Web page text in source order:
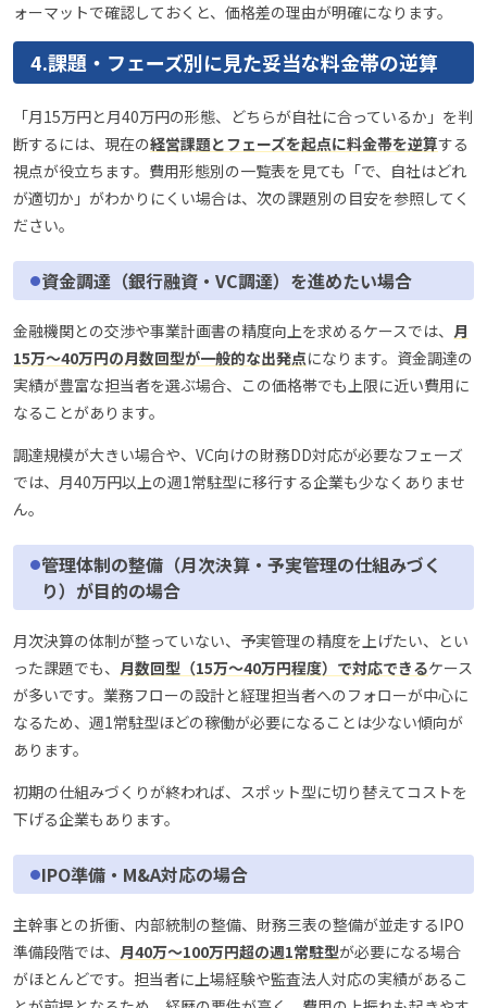
ォーマットで確認しておくと、価格差の理由が明確になります。
4.課題・フェーズ別に見た妥当な料金帯の逆算
「月15万円と月40万円の形態、どちらが自社に合っているか」を判
断するには、現在の経営課題とフェーズを起点に料金帯を逆算する
視点が役立ちます。費用形態別の一覧表を見ても「で、自社はどれ
が適切か」がわかりにくい場合は、次の課題別の目安を参照してく
ださい。
資金調達（銀行融資・VC調達）を進めたい場合
金融機関との交渉や事業計画書の精度向上を求めるケースでは、 月
15万〜40万円の月数回型が一般的な出発点になります。資金調達の
実績が豊富な担当者を選ぶ場合、この価格帯でも上限に近い費用に
なることがあります。
調達規模が大きい場合や、VC向けの財務DD対応が必要なフェーズ
では、月40万円以上の週1常駐型に移行する企業も少なくありませ
ん。
管理体制の整備（月次決算・予実管理の仕組みづく
り）が目的の場合
月次決算の体制が整っていない、予実管理の精度を上げたい、とい
った課題でも、 月数回型（15万〜40万円程度）で対応できるケース
が多いです。業務フローの設計と経理担当者へのフォローが中心に
なるため、週1常駐型ほどの稼働が必要になることは少ない傾向が
あります。
初期の仕組みづくりが終われば、スポット型に切り替えてコストを
下げる企業もあります。
IPO準備・M&A対応の場合
主幹事との折衝、内部統制の整備、財務三表の整備が並走するIPO
準備段階では、 月40万〜100万円超の週1常駐型が必要になる場合
がほとんどです。担当者に上場経験や監査法人対応の実績があるこ